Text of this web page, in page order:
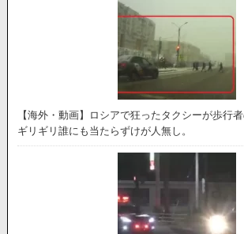
【海外・動画】ロシアで狂ったタクシーが歩行
ギリギリ誰にも当たらずけが人無し。